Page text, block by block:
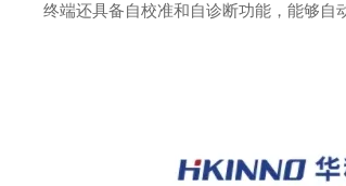
终端还具备自校准和自诊断功能，能够自